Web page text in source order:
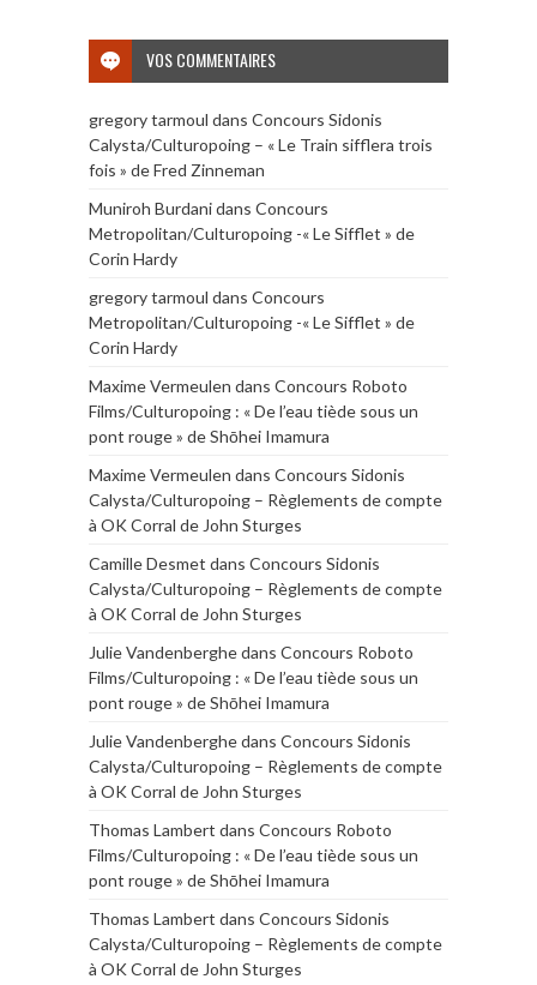
VOS COMMENTAIRES
gregory tarmoul dans Concours Sidonis
Calysta/Culturopoing – « Le Train sifflera trois
fois » de Fred Zinneman
Muniroh Burdanidans Concours
Metropolitan/Culturopoing -« Le Sifflet » de
Corin Hardy
gregory tarmoul dans Concours
Metropolitan/Culturopoing -« Le Sifflet » de
Corin Hardy
Maxime Vermeulen dans Concours Roboto
Films/Culturopoing : « De l’eau tiède sous un
pont rouge » de Shōhei Imamura
Maxime Vermeulen dans Concours Sidonis
Calysta/Culturopoing – Règlements de compte
à OK Corral de John Sturges
Camille Desmet dans Concours Sidonis
Calysta/Culturopoing – Règlements de compte
à OK Corral de John Sturges
Julie Vandenberghedans Concours Roboto
Films/Culturopoing : « De l’eau tiède sous un
pont rouge » de Shōhei Imamura
Julie Vandenberghedans Concours Sidonis
Calysta/Culturopoing – Règlements de compte
à OK Corral de John Sturges
Thomas Lambert dans Concours Roboto
Films/Culturopoing : « De l’eau tiède sous un
pont rouge » de Shōhei Imamura
Thomas Lambert dans Concours Sidonis
Calysta/Culturopoing – Règlements de compte
à OK Corral de John Sturges